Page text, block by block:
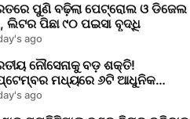
ପୁଣି ବଢ଼ିଲା ପେଟ୍ରୋଲ ଓ ଡିଜେଲ
ଲିଟର ପିଛା ୯୦ ପଇସା ବୃଦ୍ଧି
ago
ନୌସେନାକୁ ବଡ଼ ଶକ୍ତି!
ମଧ୍ୟରେ ୬ଟି ଆଧୁନିକ
ନିର୍ମାଣକୁ କେନ୍ଦ୍ରର ମଞ୍ଜୁରି
ago